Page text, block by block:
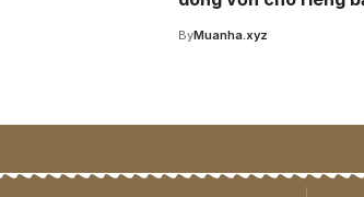
ByMuanha.xyz